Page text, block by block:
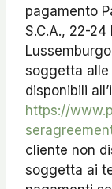
pagamento
S.C.A., 22-
soggetta alle
disponibili
https://
cliente non
soggetta ai